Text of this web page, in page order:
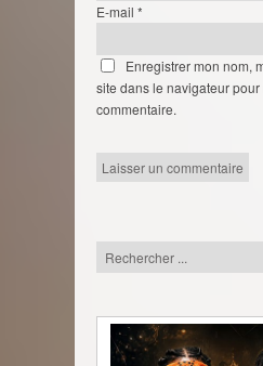
E-mail *
Enregistrer mon nom,
site dans le navigateur
commentaire.